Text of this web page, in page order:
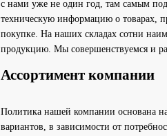
с нами уже не один год, там самым
техническую информацию о товарах,
покупке. На наших складах сотни
продукцию. Мы совершенствуемся и
Ассортимент компании
Политика нашей компании основана
вариантов, в зависимости от